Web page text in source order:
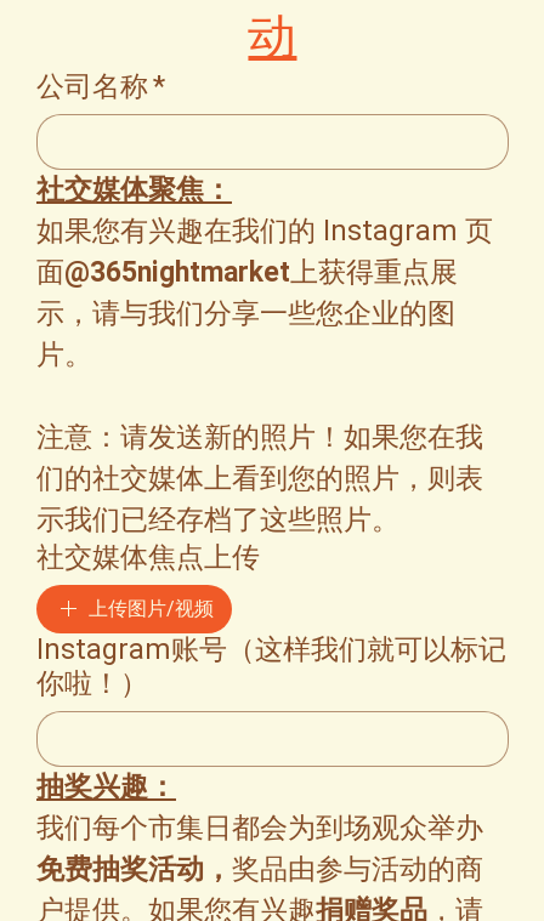
动
公司名称*
社交媒体聚焦：
如果您有兴趣在我们的 Instagram 页
面@365nightmarket上获得重点展
示，请与我们分享一些您企业的图
片。
注意：请发送新的照片！如果您在我
们的社交媒体上看到您的照片，则表
示我们已经存档了这些照片。
社交媒体焦点上传
上传图片/视频
Instagram账号（这样我们就可以标记
你啦！）
抽奖兴趣：
我们每个市集日都会为到场观众举办
免费抽奖活动， 奖品由参与活动的商
户提供。如果您有兴趣捐赠奖品，请